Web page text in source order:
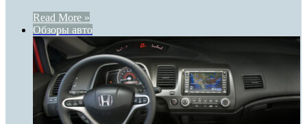
Read More »
Обзоры авто